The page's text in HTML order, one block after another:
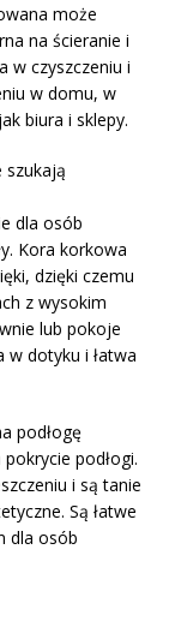
może
na ścieranie i
w czyszczeniu i
w domu, w
biura i sklepy.
szukają
dla osób
Kora korkowa
dzięki czemu
z wysokim
lub pokoje
w dotyku i łatwa
podłogę
podłogi.
i są tanie
Są łatwe
dla osób